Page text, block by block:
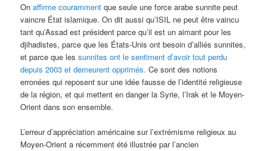
Onaffirme couramment que seule une force arabe sunnite peut
vaincre État islamique. On dit aussi qu’ISIL ne peut être vaincu
tant qu’Assad est président parce qu’il est un aimant pour les
djihadistes, parce que les États-Unis ont besoin d’alliés sunnites,
et parce que lessunnites ont le sentiment d’avoir tout perdu
depuis 2003 et demeurent opprimés. Ce sont des notions
erronées qui reposent sur une idée fausse de l’identité religieuse
de la région, et qui mettent en danger la Syrie, l’Irak et le Moyen-
Orient dans son ensemble.
L’erreur d’appréciation américaine sur l’extrémisme religieux au
Moyen-Orient a récemment été illustrée par l’ancien